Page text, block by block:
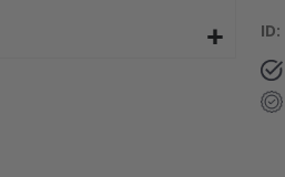
ID